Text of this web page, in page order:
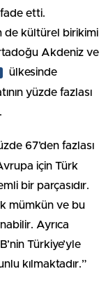
etti.
de kültürel birikimi
Akdeniz ve
ülkesinde
yüzde fazlası
67’den fazlası
için Türk
bir parçasıdır.
mümkün ve bu
Ayrıca
Türkiye’yle
kılmaktadır.”